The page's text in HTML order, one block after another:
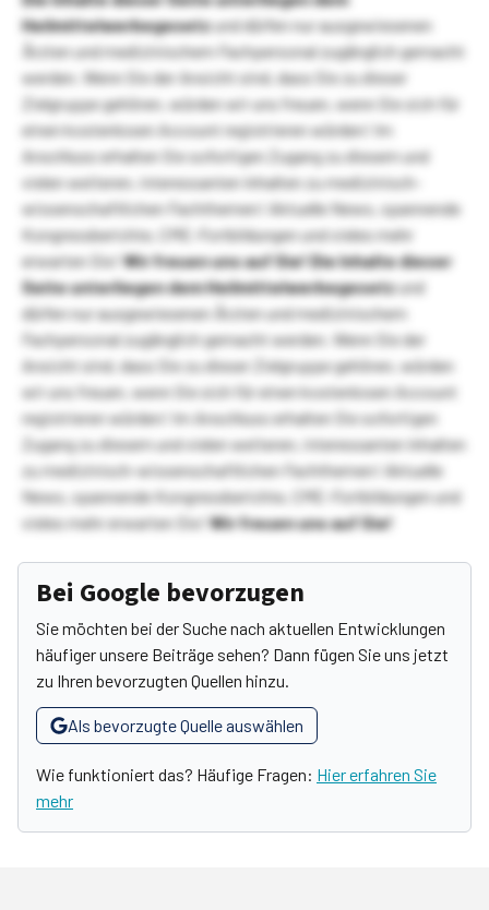
Heilmittelwerbegesetzund dürfen nur ausgewiesenen
Ärzten und medizinischem Fachpersonal zugänglich gemacht
werden. Wenn Sie der Ansicht sind, dass Sie zu dieser
Zielgruppe gehören, würden wir uns freuen, wenn Sie sich für
einen kostenlosen Account registrieren würden! Im
Anschluss erhalten Sie sofortigen Zugang zu diesem und
vielen weiteren, interessanten Inhalten zu medizinisch-
wissenschaftlichen Fachthemen! Aktuelle News, spannende
Kongressberichte, CME-Fortbildungen und vieles mehr
erwarten Sie!Wir freuen uns auf Sie!Die Inhalte dieser
Seite unterliegen dem Heilmittelwerbegesetzund
dürfen nur ausgewiesenen Ärzten und medizinischem
Fachpersonal zugänglich gemacht werden. Wenn Sie der
Ansicht sind, dass Sie zu dieser Zielgruppe gehören, würden
wir uns freuen, wenn Sie sich für einen kostenlosen Account
registrieren würden! Im Anschluss erhalten Sie sofortigen
Zugang zu diesem und vielen weiteren, interessanten Inhalten
zu medizinisch-wissenschaftlichen Fachthemen! Aktuelle
News, spannende Kongressberichte, CME-Fortbildungen und
vieles mehr erwarten Sie!Wir freuen uns auf Sie!
Bei Google bevorzugen
Sie möchten bei der Suche nach aktuellen Entwicklungen
häufiger unsere Beiträge sehen? Dann fügen Sie uns jetzt
zu Ihren bevorzugten Quellen hinzu.
Als bevorzugte Quelle auswählen
Wie funktioniert das? Häufige Fragen: Hier erfahren Sie
mehr